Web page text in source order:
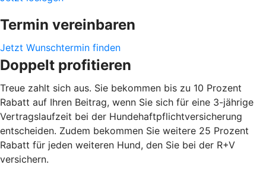
Termin vereinbaren
Jetzt Wunschtermin finden
Doppelt profitieren
Treue zahlt sich aus. Sie bekommen bis zu 10 Prozent
Rabatt auf Ihren Beitrag, wenn Sie sich für eine 3-jährige
Vertragslaufzeit bei der Hundehaftpflichtversicherung
entscheiden. Zudem bekommen Sie weitere 25 Prozent
Rabatt für jeden weiteren Hund, den Sie bei der R+V
versichern.